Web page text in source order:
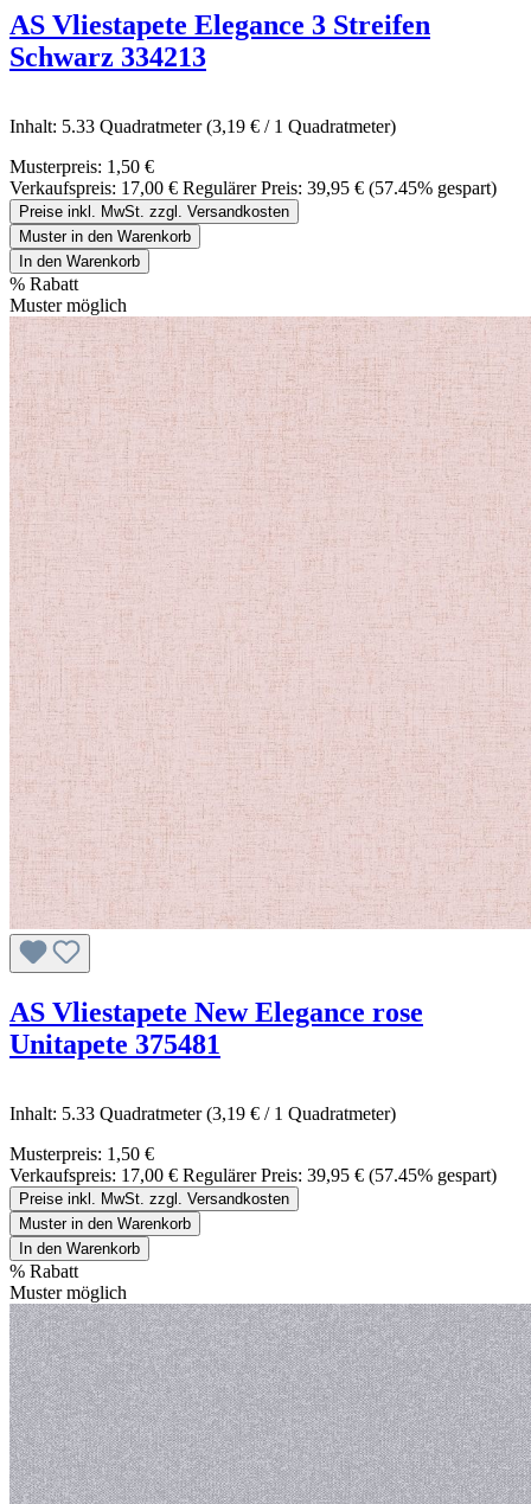
AS Vliestapete Elegance 3 Streifen
Schwarz 334213
Inhalt: 5.33 Quadratmeter(3,19 € / 1 Quadratmeter)
Musterpreis: 1,50 €
Verkaufspreis: 17,00 € Regulärer Preis: 39,95 € (57.45% gespart)
Preise inkl. MwSt. zzgl. Versandkosten
Muster in den Warenkorb
In den Warenkorb
% Rabatt
Muster möglich
AS Vliestapete New Elegance rose
Unitapete 375481
Inhalt: 5.33 Quadratmeter(3,19 € / 1 Quadratmeter)
Musterpreis: 1,50 €
Verkaufspreis: 17,00 € Regulärer Preis: 39,95 € (57.45% gespart)
Preise inkl. MwSt. zzgl. Versandkosten
Muster in den Warenkorb
In den Warenkorb
% Rabatt
Muster möglich